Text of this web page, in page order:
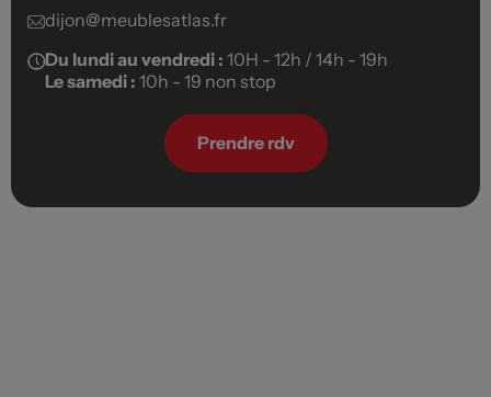
dijon@meublesatlas.fr
Du lundi au vendredi : 10H - 12h / 14h - 19h
Le samedi : 10h - 19 non stop
Prendre rdv